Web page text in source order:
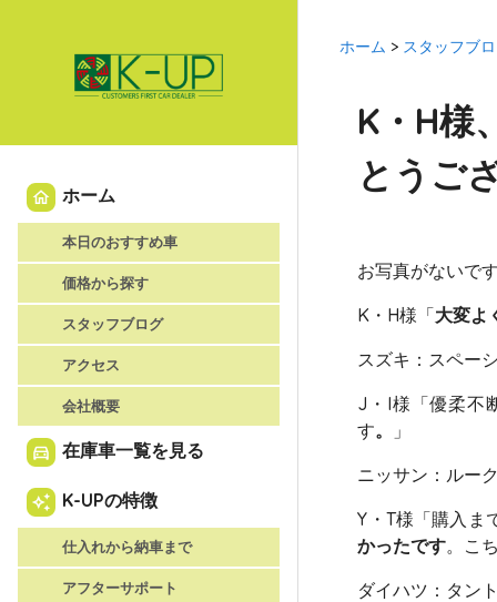
home ホーム
本日のおすすめ車
価格から探す
スタッフブログ
アクセス
会社概要
directions_car 在庫車一覧を見る
auto_awesome K-UPの特徴
仕入れから納車まで
アフターサポート
ホーム > スタッフブ
K・H様
とうご
お写真がないで
K・H様「大変よ
スズキ：スペー
J・I様「優柔不
す。
」
ニッサン：ルー
Y・T様「購入ま
かったです。こ
ダイハツ：タン